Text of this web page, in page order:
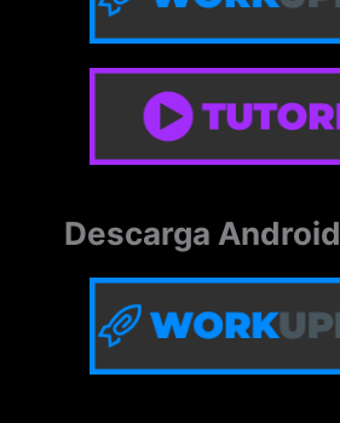
Descarga Android